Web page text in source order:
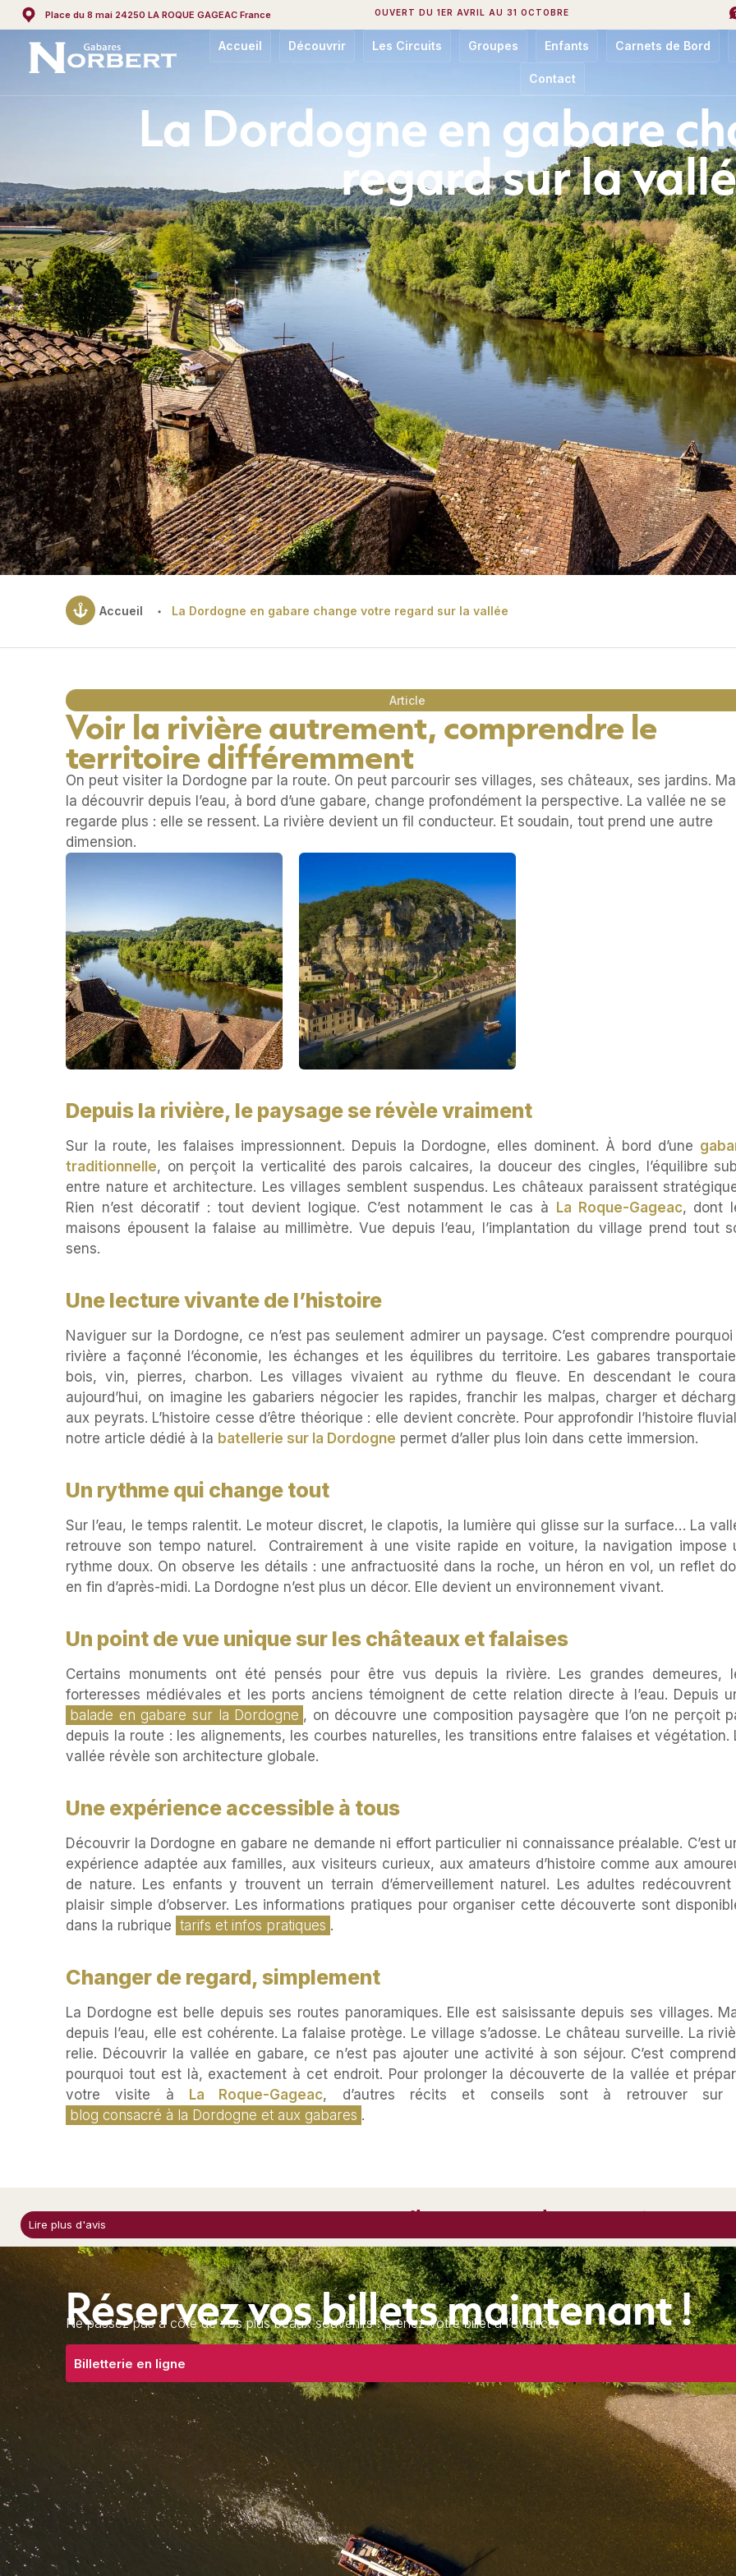
Place du 8 mai 24250 LA ROQUE GAGEAC France OUVERT DU 1ER AVRIL AU 31 OCTOBRE
Accueil Découvrir Les Circuits Groupes Enfants Carnets de Bord
Contact
La Dordogne en gabare
regard sur la
Accueil • La Dordogne en gabare change votre regard sur la vallée
Article
Voir la rivière autrement, comprendre le
territoire différemment
On peut visiter la Dordogne par la route. On peut parcourir ses villages, ses châteaux, ses jardins.
la découvrir depuis l’eau, à bord d’une gabare, change profondément la perspective. La vallée ne se
regarde plus : elle se ressent. La rivière devient un fil conducteur. Et soudain, tout prend une autre
dimension.
Depuis la rivière, le paysage se révèle vraiment
Sur la route, les falaises impressionnent. Depuis la Dordogne, elles dominent. À bord d’une
traditionnelle, on perçoit la verticalité des parois calcaires, la douceur des cingles, l’équilibre
entre nature et architecture. Les villages semblent suspendus. Les châteaux paraissent
Rien n’est décoratif : tout devient logique. C’est notamment le cas à
La Roque-Gageac, dont
maisons épousent la falaise au millimètre. Vue depuis l’eau, l’implantation du village prend tout
sens.
Une lecture vivante de l’histoire
Naviguer sur la Dordogne, ce n’est pas seulement admirer un paysage. C’est comprendre pourquoi
rivière a façonné l’économie, les échanges et les équilibres du territoire. Les gabares
bois, vin, pierres, charbon. Les villages vivaient au rythme du fleuve. En descendant le
aujourd’hui, on imagine les gabariers négocier les rapides, franchir les malpas, charger et
aux peyrats. L’histoire cesse d’être théorique : elle devient concrète. Pour approfondir l’histoire
notre article dédié à la batellerie sur la Dordogne permet d’aller plus loin dans cette immersion.
Un rythme qui change tout
Sur l’eau, le temps ralentit. Le moteur discret, le clapotis, la lumière qui glisse sur la surface… La
retrouve son tempo naturel. Contrairement à une visite rapide en voiture, la navigation impose
rythme doux. On observe les détails : une anfractuosité dans la roche, un héron en vol, un reflet
en fin d’après-midi. La Dordogne n’est plus un décor. Elle devient un environnement vivant.
Un point de vue unique sur les châteaux et falaises
Certains monuments ont été pensés pour être vus depuis la rivière. Les grandes demeures,
forteresses médiévales et les ports anciens témoignent de cette relation directe à l’eau. Depuis
balade en gabare sur la Dordogne , on découvre une composition paysagère que l’on ne perçoit
depuis la route : les alignements, les courbes naturelles, les transitions entre falaises et végétation.
vallée révèle son architecture globale.
Une expérience accessible à tous
Découvrir la Dordogne en gabare ne demande ni effort particulier ni connaissance préalable. C’est
expérience adaptée aux familles, aux visiteurs curieux, aux amateurs d’histoire comme aux
de nature. Les enfants y trouvent un terrain d’émerveillement naturel. Les adultes redécouvrent
plaisir simple d’observer. Les informations pratiques pour organiser cette découverte sont
dans la rubrique tarifs et infos pratiques .
Changer de regard, simplement
La Dordogne est belle depuis ses routes panoramiques. Elle est saisissante depuis ses villages.
depuis l’eau, elle est cohérente. La falaise protège. Le village s’adosse. Le château surveille. La
relie. Découvrir la vallée en gabare, ce n’est pas ajouter une activité à son séjour. C’est
pourquoi tout est là, exactement à cet endroit. Pour prolonger la découverte de la vallée et
votre visite à
La Roque-Gageac, d’autres récits et conseils sont à retrouver sur
blog consacré à la Dordogne et aux gabares .
Ils partagent leur expérience
Lire plus d'avis
Réservez vos billets maintenant !
Ne passez pas à côté de vos plus beaux souvenirs : prenez votre billet à l’avance.
Billetterie en ligne